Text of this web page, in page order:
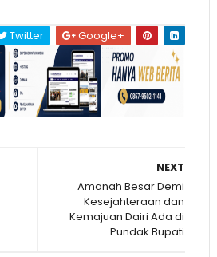
Twitter Google+
NEXT
Amanah Besar Demi
Kesejahteraan dan
Kemajuan Dairi Ada di
Pundak Bupati